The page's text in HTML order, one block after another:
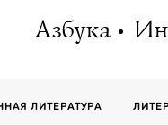
Азбука
ЛИТЕРАТУРА